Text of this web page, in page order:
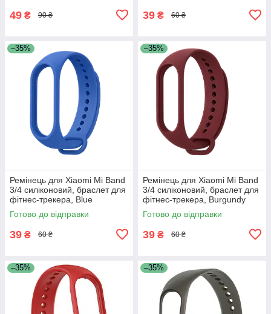
49 ₴ 90 ₴ 39 ₴ 60 ₴
–35%
Ремінець для Xiaomi Mi Band
3/4 силіконовий, браслет для
фітнес-трекера, Blue
Готово до відправки
39 ₴ 60 ₴
–35%
Ремінець для Xiaomi Mi Band
3/4 силіконовий, браслет для
фітнес-трекера, Burgundy
Готово до відправки
39 ₴ 60 ₴
–35% –35%